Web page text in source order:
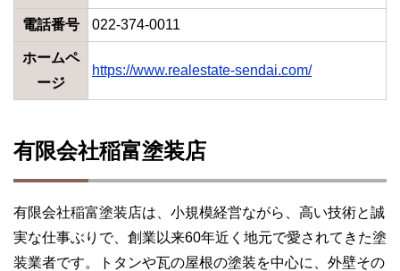
電話番号 022-374-0011
ホームペ
ージ
https://www.realestate-sendai.com/
有限会社稲富塗装店
有限会社稲富塗装店は、小規模経営ながら、高い技術と誠
実な仕事ぶりで、創業以来60年近く地元で愛されてきた塗
装業者です。トタンや瓦の屋根の塗装を中心に、外壁その